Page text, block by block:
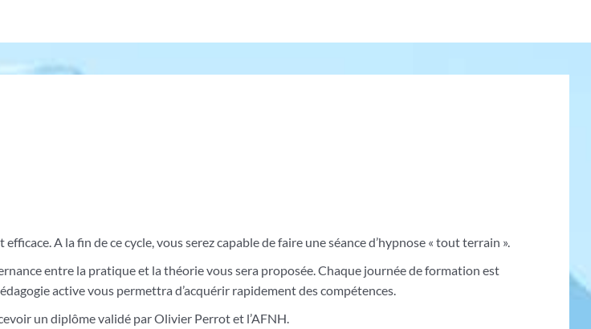
A la fin de ce cycle, vous serez capable de faire une séance d’hypnose « tout terrain ».
entre la pratique et la théorie vous sera proposée. Chaque journée de formation est
active vous permettra d’acquérir rapidement des compétences.
un diplôme validé par Olivier Perrot et l’AFNH.